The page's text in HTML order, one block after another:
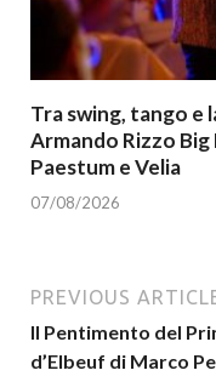
Tra swing, tango e
Armando Rizzo
Paestum e Velia
07/08/2026
PREVIOUS
Il Pentimento del
d’Elbeuf di Marco